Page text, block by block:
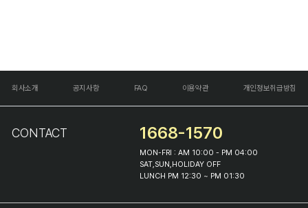
회사소개 공지사항 FAQ 이용약관 개인정보취급방침
CONTACT 1668-1570
MON-FRI : AM 10:00 - PM 04:00
SAT,SUN,HOLIDAY OFF
LUNCH PM 12:30 ~ PM 01:30